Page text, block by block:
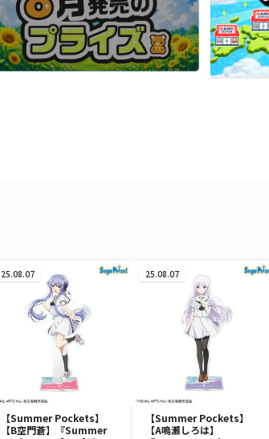
25.08.07
【Summer Pockets】
【B空門蒼】『Summer
25.08.07
【Summer Pockets】
【A鳴瀬しろは】